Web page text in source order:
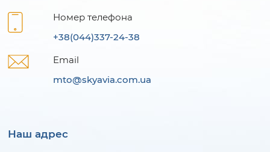
Номер телефона
+38(044)337-24-38
Email
mto@skyavia.com.ua
Наш адрес